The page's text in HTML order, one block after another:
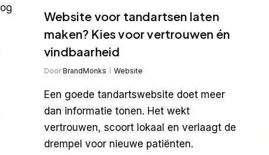
Website voor tandartsen laten
maken? Kies voor vertrouwen én
vindbaarheid
Door BrandMonks Website
Een goede tandartswebsite doet meer
dan informatie tonen. Het wekt
vertrouwen, scoort lokaal en verlaagt de
drempel voor nieuwe patiënten.